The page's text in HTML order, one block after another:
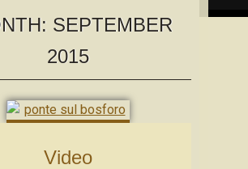
SEPTEMBER
2015
Video